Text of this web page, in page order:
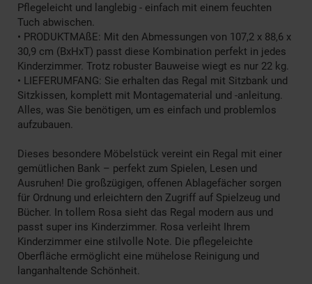
Pflegeleicht und langlebig - einfach mit einem feuchten
Tuch abwischen.
• PRODUKTMAßE: Mit den Abmessungen von 107,2 x 88,6 x
30,9 cm (BxHxT) passt diese Kombination perfekt in jedes
Kinderzimmer. Trotz robuster Bauweise wiegt es nur 22 kg.
• LIEFERUMFANG: Sie erhalten das Regal mit Sitzbank und
Sitzkissen, komplett mit Montagematerial und -anleitung.
Alles, was Sie benötigen, um es einfach und problemlos
aufzubauen.
Dieses besondere Möbelstück vereint ein Regal mit einer
gemütlichen Bank – perfekt zum Spielen, Lesen und
Ausruhen! Die großzügigen, offenen Ablagefächer sorgen
für Ordnung und erleichtern den Zugriff auf Spielzeug und
Bücher. In tollem Rosa sieht das Regal modern aus und
passt super ins Kinderzimmer. Rosa verleiht Ihrem
Kinderzimmer eine stilvolle Note. Die pflegeleichte
Oberfläche ermöglicht eine mühelose Reinigung und
langanhaltende Schönheit.